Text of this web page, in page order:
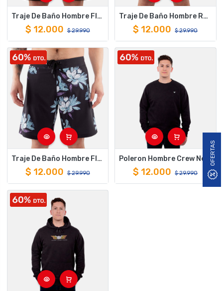
OFERTAS
Traje De Baño Hombre Florida Negro Hang Loose
$ 12.000 $29.990
Traje De Baño Hombre Retro Golden Negro Hang Loose
$ 12.000 $29.990
Traje De Baño Hombre Flow Negro Hang Loose
$ 12.000 $29.990 $ 12.000 $29.990